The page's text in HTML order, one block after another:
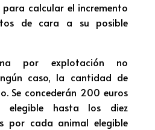
calcular el incremento
de cara a su posible
por explotación no
caso, la cantidad de
Se concederán 200 euros
elegible hasta los diez
por cada animal elegible